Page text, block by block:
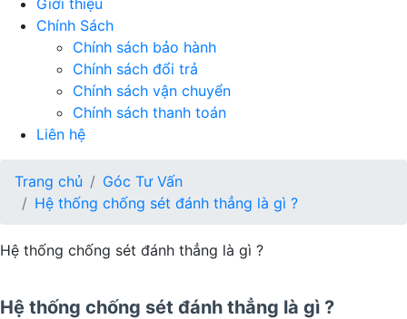
Chính Sách
Chính sách bảo hành
Chính sách đổi trả
Chính sách vận chuyển
Chính sách thanh toán
Liên hệ
Trang chủ
Góc Tư Vấn
Hệ thống chống sét đánh thẳng là gì ?
Hệ thống chống sét đánh thẳng là gì ?
Hệ thống chống sét đánh thẳng là gì ?